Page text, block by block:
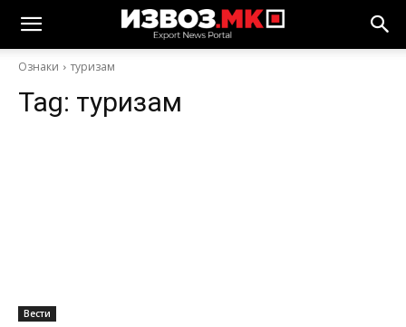
Ознаки туризам
Tag: туризам
Вести